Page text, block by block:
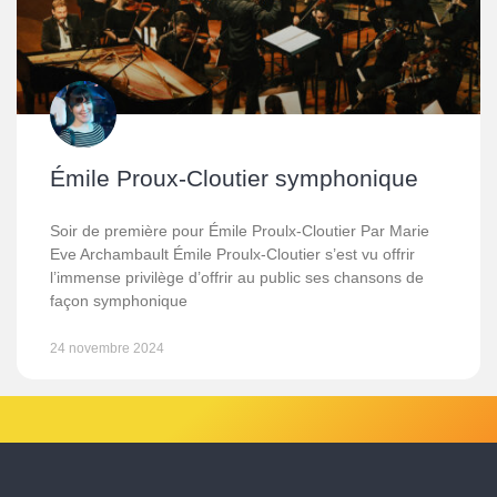
Émile Proux-Cloutier symphonique
Soir de première pour Émile Proulx-Cloutier Par Marie
Eve Archambault Émile Proulx-Cloutier s’est vu offrir
l’immense privilège d’offrir au public ses chansons de
façon symphonique
24 novembre 2024